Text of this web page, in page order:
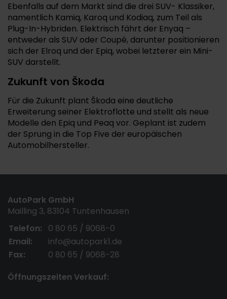
Ebenfalls auf dem Markt sind die drei SUV- Klassiker,
namentlich Kamiq, Karoq und Kodiaq, zum Teil als
Plug-In-Hybriden. Elektrisch fährt der Enyaq –
entweder als SUV oder Coupé, darunter positionieren
sich der Elroq und der Epiq, wobei letzterer ein Mini-
SUV darstellt.
Zukunft von Škoda
Für die Zukunft plant Škoda eine deutliche
Erweiterung seiner Elektroflotte und stellt als neue
Modelle den Epiq und Peaq vor. Geplant ist zudem
der Sprung in die Top Five der europäischen
Automobilhersteller.
AutoPark GmbH
Mailling 3, 83104 Tuntenhausen
Telefon:
0 80 65 / 9068-0
Email:
info@autopark1.de
Fax:
0 80 65 / 9068-28
Öffnungszeiten Verkauf: